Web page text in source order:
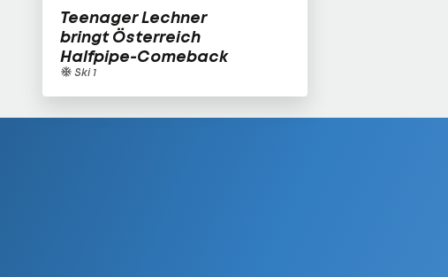
Teenager Lechner
bringt Österreich
Halfpipe-Comeback
Ski 1